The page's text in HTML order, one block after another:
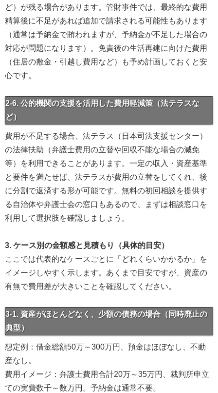
ど）が残る場合があります。管財事件では、最終的な費用
精算後に不足があれば追加で請求される可能性もあります
（通常は予納金で賄われますが、予納金が不足した場合の
対応が問題になります）。免責後の生活再建に向けた費用
（住居の敷金・引越し費用など）も予め計画しておくと安
心です。
2-6. 公的機関の支援を活用した費用軽減策（法テラスな
ど）
費用が不足する場合、法テラス（日本司法支援センター）
の法律扶助（弁護士費用の立替や回収不能な場合の減免
等）を利用できることがあります。一定の収入・資産基準
と要件を満たせば、法テラスが費用の立替をしてくれ、後
に分割で返済する形が可能です。無料の初回相談を提供す
る自治体や弁護士会の窓口もあるので、まずは相談窓口を
利用して選択肢を確認しましょう。
3. ケース別の金額感と見積もり（具体的目安）
ここでは代表的なケースごとに「どれくらいかかるか」を
イメージしやすく示します。あくまで目安ですが、資産の
有無で費用差が大きいことを確認してください。
3-1. 資産がほとんどなく、少額の債務の場合（同時廃止の
典型）
想定例：借金総額50万～300万円、預金はほぼなし、不動
産なし。
費用イメージ：弁護士費用合計20万～35万円、裁判所申立
ての実費数千～数万円。予納金は通常不要。